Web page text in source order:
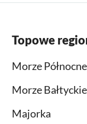
Topowe
Morze Północne
Morze
Majorka